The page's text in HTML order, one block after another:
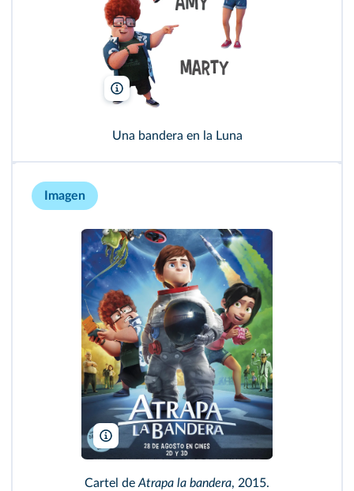
4 cats Pictures/Lightbox Entertainment/ Los
Una bandera en la Luna
Imagen
4 cats Pictures/Lightbox Entertainment/ Los Rockets
Cartel deAtrapa la bandera, 2015.